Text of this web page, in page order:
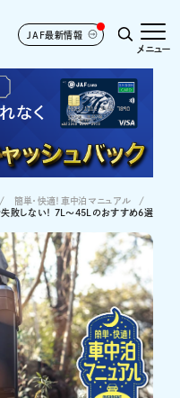
JAF最新情報
メニュー
簡単・快適！車中泊マニュアル
失敗しない！ 7L〜45Lのおすすめ6選